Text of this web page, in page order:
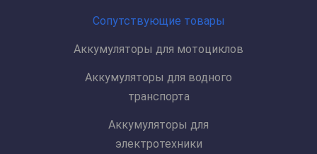
Сопутствующие товары
Аккумуляторы для мотоциклов
Аккумуляторы для водного
транспорта
Аккумуляторы для
электротехники